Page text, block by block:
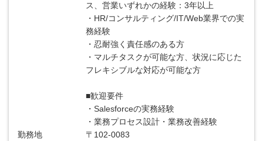
ス、営業いずれかの経験：3年以上
・HR/コンサルティング/IT/Web業界での実
務経験
・忍耐強く責任感のある方
・マルチタスクが可能な方、状況に応じた
フレキシブルな対応が可能な方
■歓迎要件
・Salesforceの実務経験
・業務プロセス設計・業務改善経験
勤務地
〒102-0083